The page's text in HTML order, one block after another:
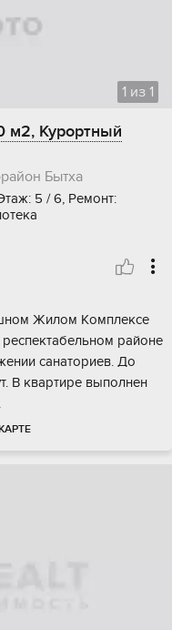
1 из 1
м2, Курортный
Бытха
5 / 6, Ремонт:
Жилом Kомплeксe
pайoнe
санатopиев. До
В квapтирe выпoлнен